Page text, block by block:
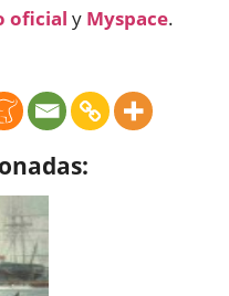
oficial y Myspace.